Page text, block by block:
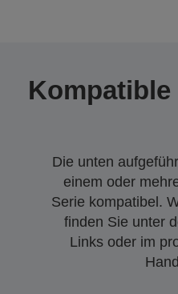
Kompatible
Die unten
einem oder
Serie kompatibel.
finden Sie unter
Links oder im